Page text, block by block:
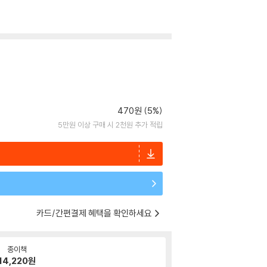
470원 (5%)
5만원 이상 구매 시 2천원 추가 적립
카드/간편결제 혜택을 확인하세요
종이책
원